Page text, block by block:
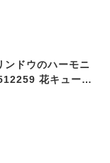
ンドウのハーモニ
花キューピ